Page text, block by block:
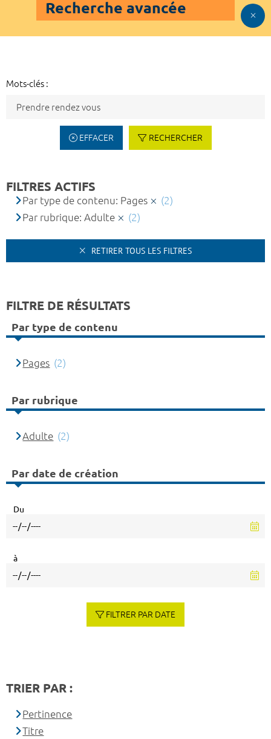
Recherche avancée
Mots-clés :
EFFACER RECHERCHER
FILTRES ACTIFS
Par type de contenu: Pages
(2)
Par rubrique: Adulte
(2)
RETIRER TOUS LES FILTRES
FILTRE DE RÉSULTATS
Par type de contenu
Pages (2)
Par rubrique
Adulte (2)
Par date de création
Du
à
FILTRER PAR DATE
TRIER PAR :
Pertinence
Titre